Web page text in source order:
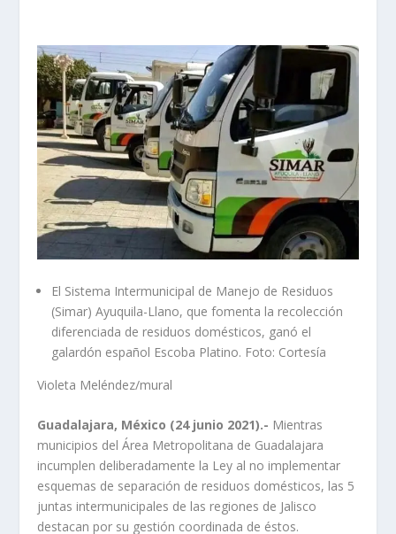
El Sistema Intermunicipal de Manejo de Residuos
(Simar) Ayuquila-Llano, que fomenta la recolección
diferenciada de residuos domésticos, ganó el
galardón español Escoba Platino. Foto: Cortesía
Violeta Meléndez/mural
Guadalajara, México (24 junio 2021).- Mientras
municipios del Área Metropolitana de Guadalajara
incumplen deliberadamente la Ley al no implementar
esquemas de separación de residuos domésticos, las 5
juntas intermunicipales de las regiones de Jalisco
destacan por su gestión coordinada de éstos.